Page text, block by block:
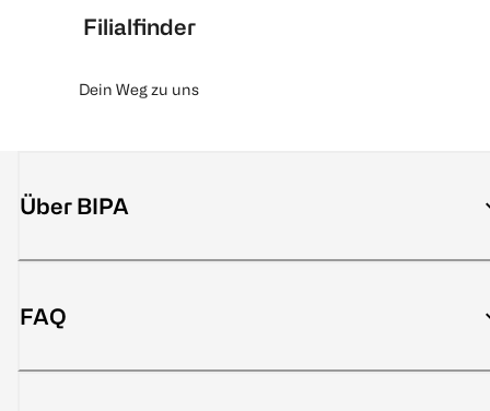
Filialfinder
Dein Weg zu uns
Über BIPA
FAQ